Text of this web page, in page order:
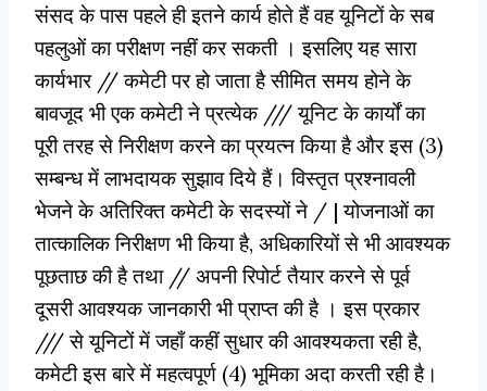
संसद के पास पहले ही इतने कार्य होते हैं वह यूनिटों के सब
पहलुओं का परीक्षण नहीं कर सकती । इसलिए यह सारा
कार्यभार // कमेटी पर हो जाता है सीमित समय होने के
बावजूद भी एक कमेटी ने प्रत्येक /// यूनिट के कार्यों का
पूरी तरह से निरीक्षण करने का प्रयत्न किया है और इस (3)
सम्बन्ध में लाभदायक सुझाव दिये हैं। विस्तृत प्रश्नावली
भेजने के अतिरिक्त कमेटी के सदस्यों ने / | योजनाओं का
तात्कालिक निरीक्षण भी किया है, अधिकारियों से भी आवश्यक
पूछताछ की है तथा // अपनी रिपोर्ट तैयार करने से पूर्व
दूसरी आवश्यक जानकारी भी प्राप्त की है । इस प्रकार
/// से यूनिटों में जहाँ कहीं सुधार की आवश्यकता रही है,
कमेटी इस बारे में महत्वपूर्ण (4) भूमिका अदा करती रही है।